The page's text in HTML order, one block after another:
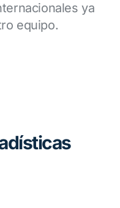
ya
equipo.